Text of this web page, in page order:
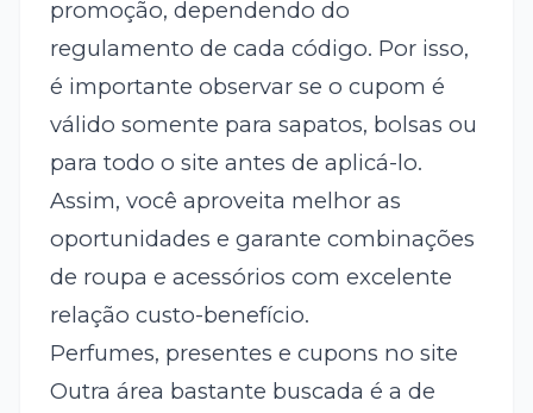
promoção, dependendo do
regulamento de cada código. Por isso,
é importante observar se o cupom é
válido somente para sapatos, bolsas ou
para todo o site antes de aplicá-lo.
Assim, você aproveita melhor as
oportunidades e garante combinações
de roupa e acessórios com excelente
relação custo-benefício.
Perfumes, presentes e cupons no site
Outra área bastante buscada é a de